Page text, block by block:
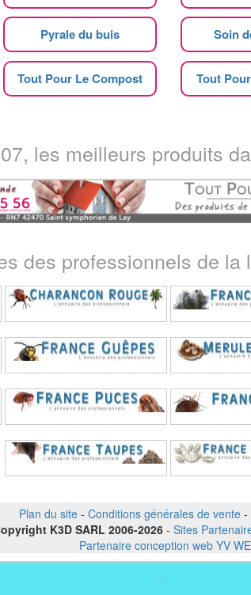
Pyrale du buis Soin
Tout Pour Le Compost Tout
les meilleurs produits
des professionnels de
Plan du site - Conditions générales de vente -
K3D SARL 2006-2026 - Sites
Partenaire conception web YV